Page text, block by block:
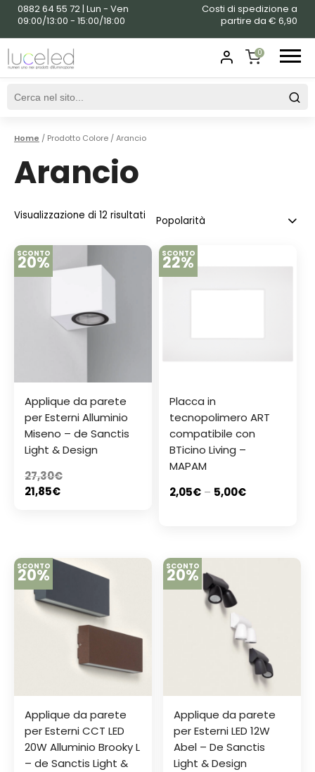
0882 64 55 72 | Lun - Ven
09:00/13:00 - 15:00/18:00
Costi di spedizione a
partire da € 6,90
0
SHOPPING
Home / Prodotto Colore / Arancio
Arancio
Visualizzazione di 12 risultati
SCONTO
20%
Applique da parete
per Esterni Alluminio
Miseno – de Sanctis
Light & Design
27,30€
21,85€
SCONTO
22%
Placca in
tecnopolimero ART
compatibile con
BTicino Living –
MAPAM
2,05€ – 5,00€
SCONTO
20%
Applique da parete
per Esterni CCT LED
20W Alluminio Brooky L
– de Sanctis Light &
SCONTO
20%
Applique da parete
per Esterni LED 12W
Abel – De Sanctis
Light & Design